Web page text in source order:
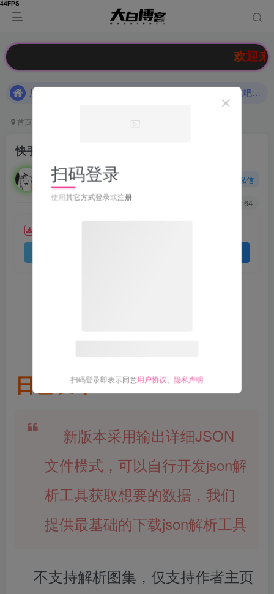
欢迎来到
加入大白博客官方交流群，和其他小伙伴们一起讨论交流吧（有隐藏羊毛福利哟）速速来吧
[博客福利]支付宝每日领线下支付红包
加入大白博客官方交流群，和其他小伙伴们一起讨论交流吧（有隐藏羊毛福利哟）速速来吧
首页
快手用户主页批量解析工具V2.3
大白
6个月前更新
私信
64
日已发布
新版本采用输出详细JSON
文件模式，可以自行开发json解
析工具获取想要的数据，我们
提供最基础的下载json解析工具
不支持解析图集，仅支持作者主页
扫码登录
使用其它方式登录或注册
请输入验证码